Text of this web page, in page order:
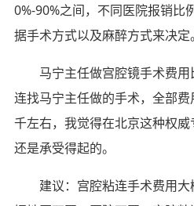
0%-90%之间，不同医院报销比
据手术方式以及麻醉方式来决定。
马宁主任做宫腔镜手术费
连找马宁主任做的手术，全部
千左右，我觉得在北京这种权
还是承受得起的。
建议：宫腔粘连手术费用